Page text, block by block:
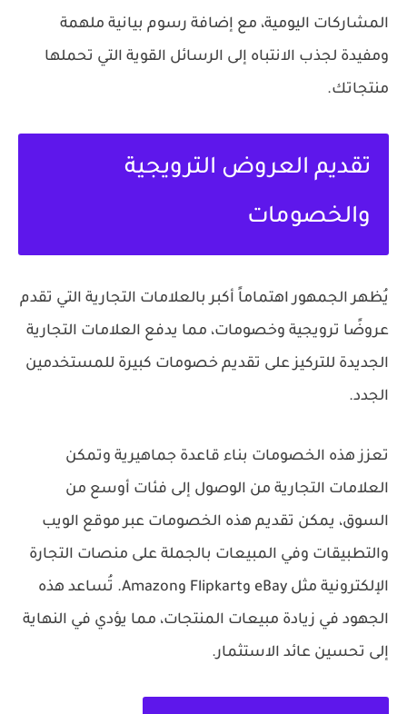
المشاركات اليومية، مع إضافة رسوم بيانية ملهمة
ومفيدة لجذب الانتباه إلى الرسائل القوية التي تحملها
منتجاتك.
تقديم العروض الترويجية
والخصومات
يُظهر الجمهور اهتماماً أكبر بالعلامات التجارية التي تقدم
عروضًا ترويجية وخصومات، مما يدفع العلامات التجارية
الجديدة للتركيز على تقديم خصومات كبيرة للمستخدمين
الجدد.
تعزز هذه الخصومات بناء قاعدة جماهيرية وتمكن
العلامات التجارية من الوصول إلى فئات أوسع من
السوق، يمكن تقديم هذه الخصومات عبر موقع الويب
والتطبيقات وفي المبيعات بالجملة على منصات التجارة
الإلكترونية مثل eBay وFlipkart وAmazon. تُساعد هذه
الجهود في زيادة مبيعات المنتجات، مما يؤدي في النهاية
إلى تحسين عائد الاستثمار.